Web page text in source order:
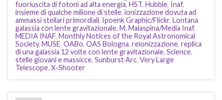
fuoriuscita di fotoni ad alta energia, HST, Hubble, Inaf,
insieme di qualche milione di stelle, ionizzazione dovuta ad
ammassi stellari primordiali, Ipoenk Graphic/Flickr, Lontana
galassia con lente gravitazionale, M. Malaspina/Media Inaf,
MEDIA INAF, Monthly Notices of the Royal Astronomical
Society, MUSE, OABo, OAS Bologna, reionizzazione, replica
di una galassia 12 volte con lente gravitazionale, Science,
stelle giovani e massicce, Sunburst Arc, Very Large
Telescope, X-Shooter